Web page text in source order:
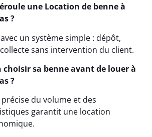
une Location de benne à
?
un système simple : dépôt,
sans intervention du client.
choisir sa benne avant de louer à
?
du volume et des
garantit une location